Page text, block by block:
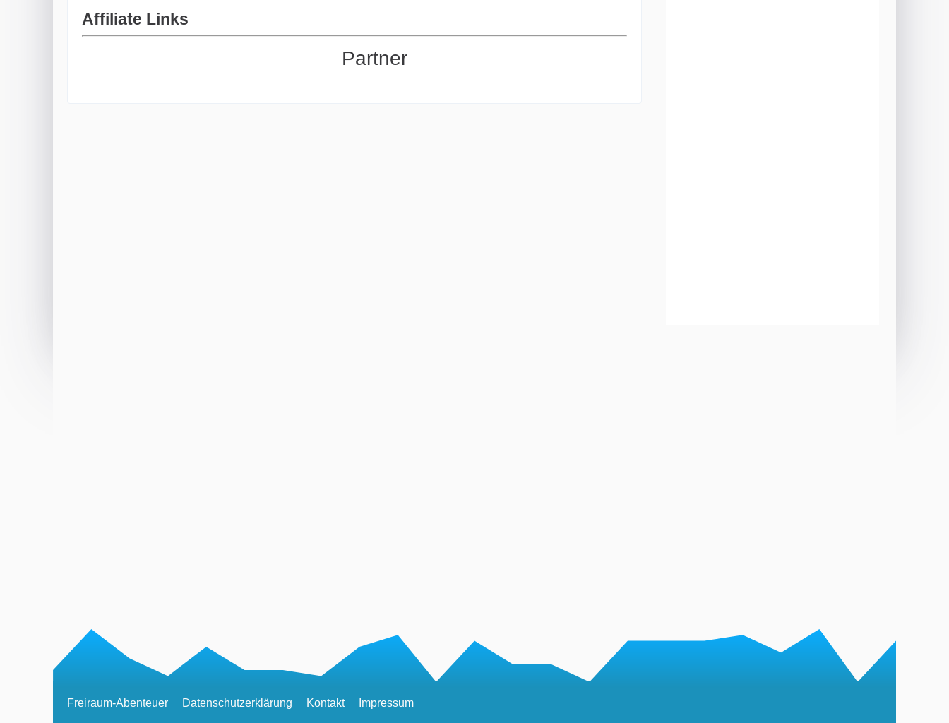
Affiliate Links
Partner
Freiraum-Abenteuer Datenschutzerklärung Kontakt Impressum